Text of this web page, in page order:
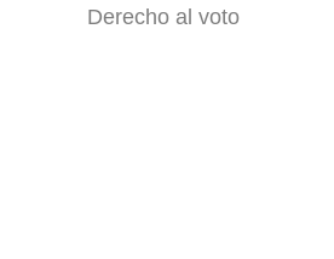
Derecho al voto